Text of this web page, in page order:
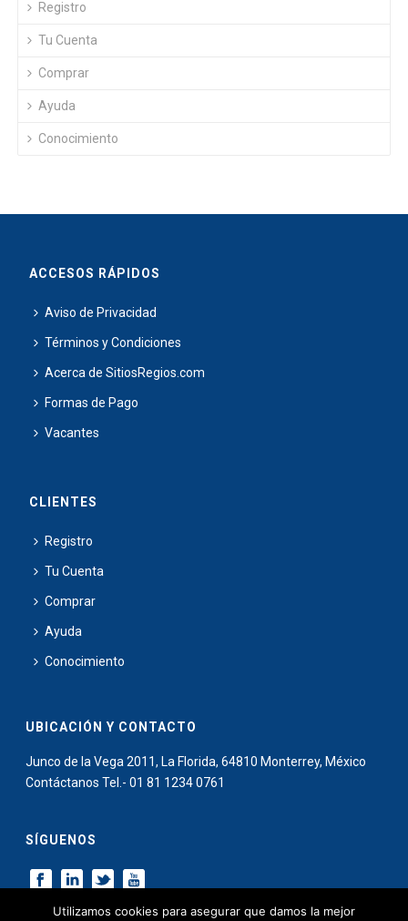
Registro
Tu Cuenta
Comprar
Ayuda
Conocimiento
ACCESOS RÁPIDOS
Aviso de Privacidad
Términos y Condiciones
Acerca de SitiosRegios.com
Formas de Pago
Vacantes
CLIENTES
Registro
Tu Cuenta
Comprar
Ayuda
Conocimiento
UBICACIÓN Y CONTACTO
Junco de la Vega 2011, La Florida, 64810 Monterrey, México
Contáctanos Tel.- 01 81 1234 0761
SÍGUENOS
Utilizamos cookies para asegurar que damos la mejor